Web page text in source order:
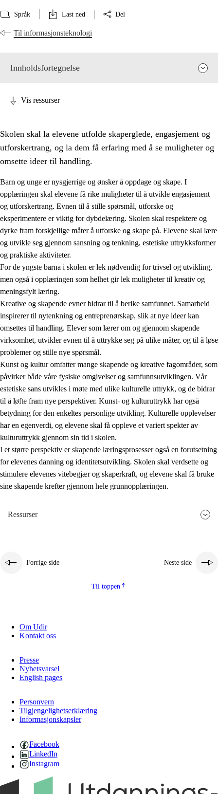
Språk Last ned Del
Til informasjonsteknologi
Innholdsfortegnelse
Opplæringens verdigrunnlag
1.1 Menneskeverdet
1.2 Identitet og kulturelt mangfold
1.3 Kritisk tenkning og etisk bevissthet
1.4 Skaperglede, engasjement og utforskertrang
1.5 Respekt for naturen og miljøbevissthet
1.6 Demokrati og medvirkning
Vis ressurser
Skolen skal la elevene utfolde skaperglede, engasjement og
utforskertrang, og la dem få erfaring med å se muligheter og
omsette ideer til handling.
Barn og unge er nysgjerrige og ønsker å oppdage og skape. I
opplæringen skal elevene få rike muligheter til å utvikle engasjement
og utforskertrang. Evnen til å stille spørsmål, utforske og
eksperimentere er viktig for dybdelæring. Skolen skal respektere og
dyrke fram forskjellige måter å utforske og skape på. Elevene skal lære
og utvikle seg gjennom sansning og tenkning, estetiske uttrykksformer
og praktiske aktiviteter.
For de yngste barna i skolen er lek nødvendig for trivsel og utvikling,
men også i opplæringen som helhet gir lek muligheter til kreativ og
meningsfylt læring.
Kreative og skapende evner bidrar til å berike samfunnet. Samarbeid
inspirerer til nytenkning og entreprenørskap, slik at nye ideer kan
omsettes til handling. Elever som lærer om og gjennom skapende
virksomhet, utvikler evnen til å uttrykke seg på ulike måter, og til å løse
problemer og stille nye spørsmål.
Kunst og kultur omfatter mange skapende og kreative fagområder, som
påvirker både våre fysiske omgivelser og samfunnsutviklingen. Vår
estetiske sans utvikles i møte med ulike kulturelle uttrykk, og de bidrar
til å løfte fram nye perspektiver. Kunst- og kulturuttrykk har også
betydning for den enkeltes personlige utvikling. Kulturelle opplevelser
har en egenverdi, og elevene skal få oppleve et variert spekter av
kulturuttrykk gjennom sin tid i skolen.
I et større perspektiv er skapende læringsprosesser også en forutsetning
for elevenes danning og identitetsutvikling. Skolen skal verdsette og
stimulere elevenes vitebegjær og skaperkraft, og elevene skal få bruke
sine skapende krefter gjennom hele grunnopplæringen.
Ressurser
Forrige side Neste side
Til toppen
Om Udir
Kontakt oss
Presse
Nyhetsvarsel
English pages
Personvern
Tilgjengelighetserklæring
Informasjonskapsler
Facebook
LinkedIn
Instagram